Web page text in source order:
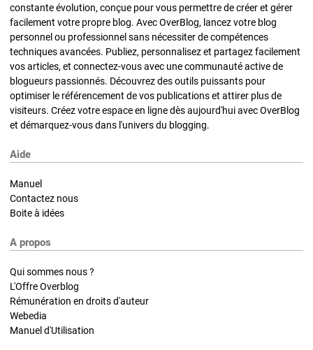
constante évolution, conçue pour vous permettre de créer et gérer
facilement votre propre blog. Avec OverBlog, lancez votre blog
personnel ou professionnel sans nécessiter de compétences
techniques avancées. Publiez, personnalisez et partagez facilement
vos articles, et connectez-vous avec une communauté active de
blogueurs passionnés. Découvrez des outils puissants pour
optimiser le référencement de vos publications et attirer plus de
visiteurs. Créez votre espace en ligne dès aujourd'hui avec OverBlog
et démarquez-vous dans l'univers du blogging.
Aide
Manuel
Contactez nous
Boite à idées
A propos
Qui sommes nous ?
L'Offre Overblog
Rémunération en droits d'auteur
Webedia
Manuel d'Utilisation